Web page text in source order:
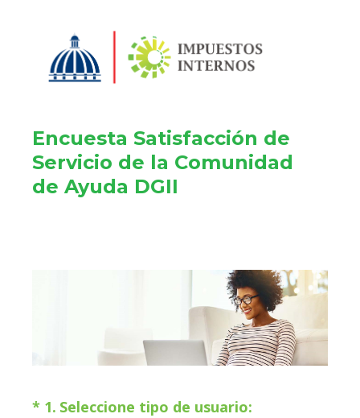
Encuesta Satisfacción de
Servicio de la Comunidad
de Ayuda DGII
* 1. Seleccione tipo de usuario:
(Obligatorio).